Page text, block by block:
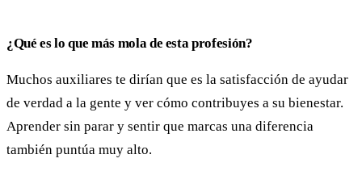
¿Qué es lo que más mola de esta profesión?
Muchos auxiliares te dirían que es la satisfacción de ayudar
de verdad a la gente y ver cómo contribuyes a su bienestar.
Aprender sin parar y sentir que marcas una diferencia
también puntúa muy alto.